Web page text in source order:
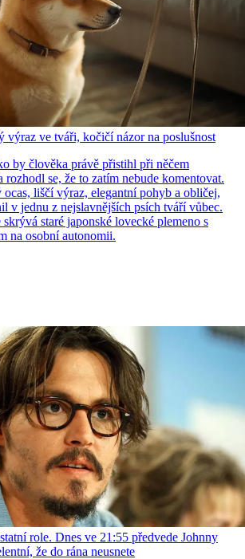
výraz ve tváři, kočičí názor na poslušnost
by člověka právě přistihl při něčem
rozhodl se, že to zatím nebude komentovat.
ocas, liščí výraz, elegantní pohyb a obličej,
v jednu z nejslavnějších psích tváří vůbec.
skrývá staré japonské lovecké plemeno s
na osobní autonomii.
role. Dnes ve 21:55 předvede Johnny
že do rána neusnete